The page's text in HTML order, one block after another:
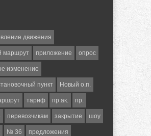
движения
маршрут приложение опрос
изменение
пункт Новый о.п.
тариф пр.ак. пр.
перевозчикам закрытие шоу
№ 36 предложения